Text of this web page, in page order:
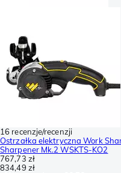
16 recenzje/recenzji
Ostrzałka elektryczna Work
Sharpener Mk.2 WSKTS-KO2
767,73 zł
834,49 zł